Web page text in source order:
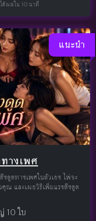
ผลใน 10 นาที
แนะนำ
างเพศ
ดูดทางเพศในตัวเอง ไพ่จะ
ณ และเผยวิธีเพิ่มแรงดึงดูด
10 ใบ